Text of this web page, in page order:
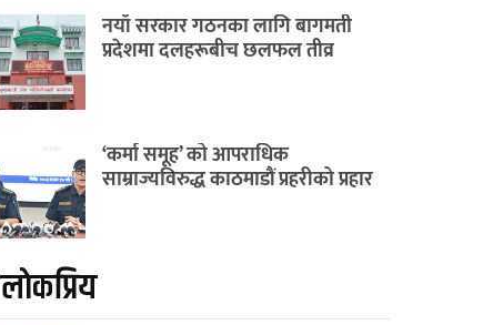
नयाँ सरकार गठनका लागि बागमती
प्रदेशमा दलहरूबीच छलफल तीव्र
‘कर्मा समूह’ को आपराधिक
साम्राज्यविरुद्ध काठमाडौं प्रहरीको प्रहार
लाेकप्रिय